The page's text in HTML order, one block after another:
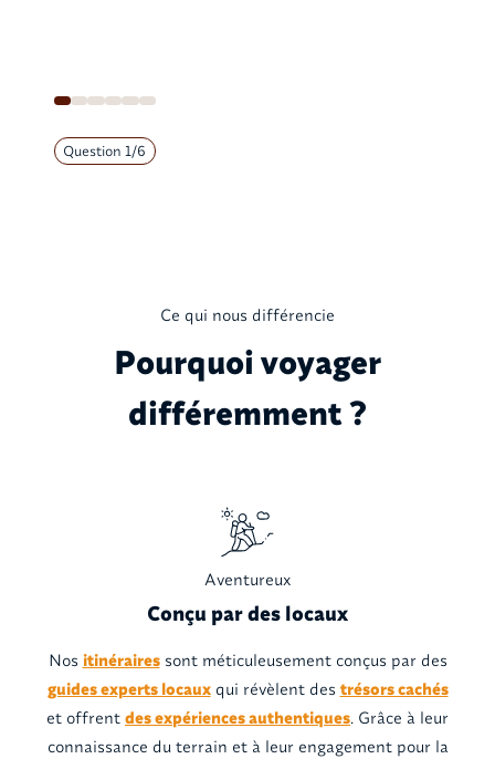
Question 1/6
Ce qui nous différencie
Pourquoi voyager
différemment ?
Aventureux
Conçu par des locaux
Nos itinérairessont méticuleusement conçus par des
guides experts locauxqui révèlent des trésors cachés
et offrent des expériences authentiques. Grâce à leur
connaissance du terrain et à leur engagement pour la